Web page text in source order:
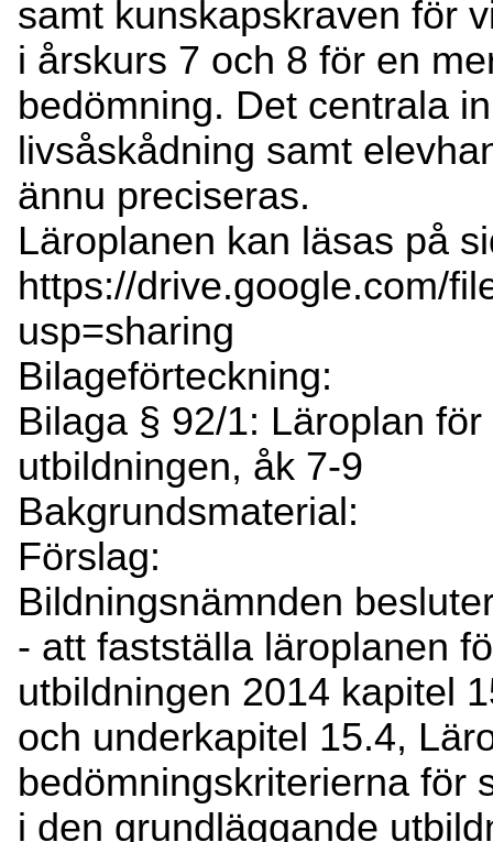
samt kunskapskraven för
i årskurs 7 och 8 för en
bedömning. Det centrala
livsåskådning samt
ännu preciseras.
Läroplanen kan läsas på
https://drive.google.com/
usp=sharing
Bilageförteckning:
Bilaga § 92/1: Läroplan
utbildningen, åk 7-9
Bakgrundsmaterial:
Förslag:
Bildningsnämnden
- att fastställa läroplanen
utbildningen 2014 kapitel
och underkapitel 15.4,
bedömningskriterierna för
i den grundläggande